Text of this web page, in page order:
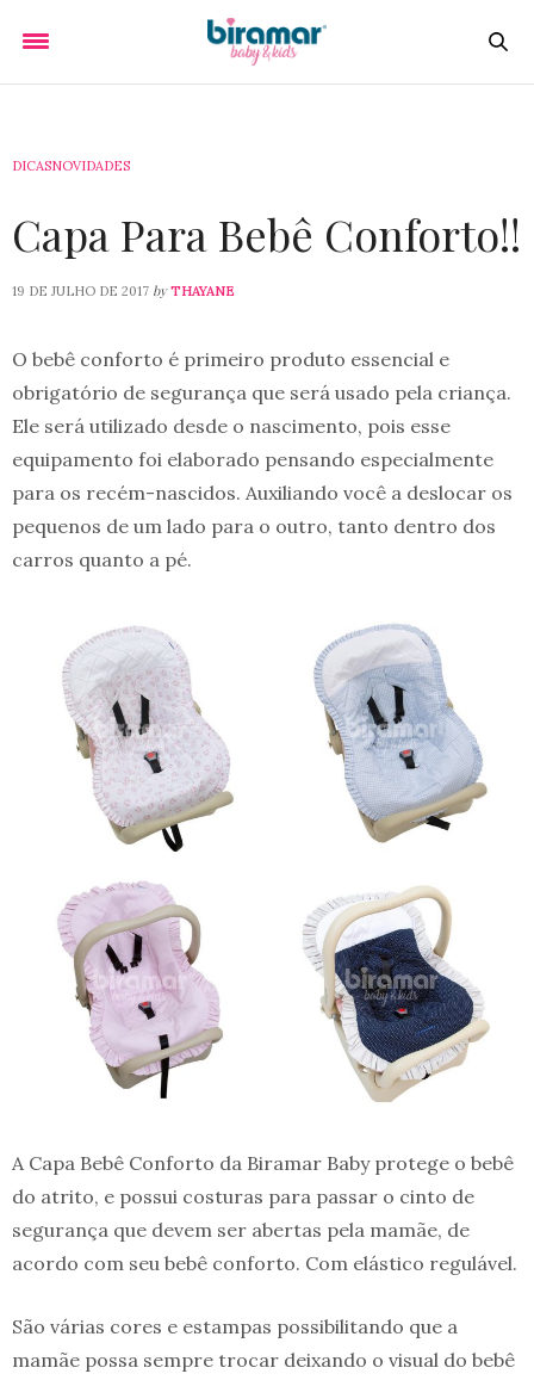
DICASNOVIDADES
Capa Para Bebê Conforto!!
19 DE JULHO DE 2017 by THAYANE
O bebê conforto é primeiro produto essencial e
obrigatório de segurança que será usado pela criança.
Ele será utilizado desde o nascimento, pois esse
equipamento foi elaborado pensando especialmente
para os recém-nascidos. Auxiliando você a deslocar os
pequenos de um lado para o outro, tanto dentro dos
carros quanto a pé.
A Capa Bebê Conforto da Biramar Baby protege o bebê
do atrito, e possui costuras para passar o cinto de
segurança que devem ser abertas pela mamãe, de
acordo com seu bebê conforto. Com elástico regulável.
São várias cores e estampas possibilitando que a
mamãe possa sempre trocar deixando o visual do bebê